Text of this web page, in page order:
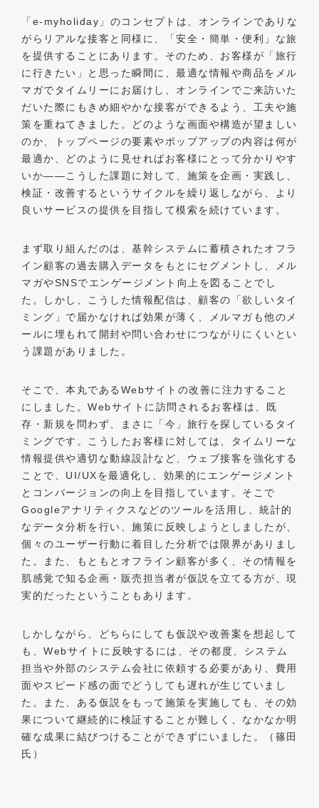
「e-myholiday」のコンセプトは、オンラインでありな
がらリアルな接客と同様に、「安全・簡単・便利」な旅
を提供することにあります。そのため、お客様が「旅行
に行きたい」と思った瞬間に、最適な情報や商品をメル
マガでタイムリーにお届けし、オンラインでご来訪いた
だいた際にもきめ細やかな接客ができるよう、工夫や施
策を重ねてきました。どのような画面や構造が望ましい
のか、トップページの要素やポップアップの内容は何が
最適か、どのように見せればお客様にとって分かりやす
いか――こうした課題に対して、施策を企画・実践し、
検証・改善するというサイクルを繰り返しながら、より
良いサービスの提供を目指して模索を続けています。
まず取り組んだのは、基幹システムに蓄積されたオフラ
イン顧客の過去購入データをもとにセグメントし、メル
マガやSNSでエンゲージメント向上を図ることでし
た。しかし、こうした情報配信は、顧客の「欲しいタイ
ミング」で届かなければ効果が薄く、メルマガも他のメ
ールに埋もれて開封や問い合わせにつながりにくいとい
う課題がありました。
そこで、本丸であるWebサイトの改善に注力すること
にしました。Webサイトに訪問されるお客様は、既
存・新規を問わず、まさに「今」旅行を探しているタイ
ミングです。こうしたお客様に対しては、タイムリーな
情報提供や適切な動線設計など、ウェブ接客を強化する
ことで、UI/UXを最適化し、効果的にエンゲージメント
とコンバージョンの向上を目指しています。そこで
Googleアナリティクスなどのツールを活用し、統計的
なデータ分析を行い、施策に反映しようとしましたが、
個々のユーザー行動に着目した分析では限界がありまし
た。また、もともとオフライン顧客が多く、その情報を
肌感覚で知る企画・販売担当者が仮説を立てる方が、現
実的だったということもあります。
しかしながら、どちらにしても仮説や改善案を想起して
も、Webサイトに反映するには、その都度、システム
担当や外部のシステム会社に依頼する必要があり、費用
面やスピード感の面でどうしても遅れが生じていまし
た。また、ある仮説をもって施策を実施しても、その効
果について継続的に検証することが難しく、なかなか明
確な成果に結びつけることができずにいました。（篠田
氏）